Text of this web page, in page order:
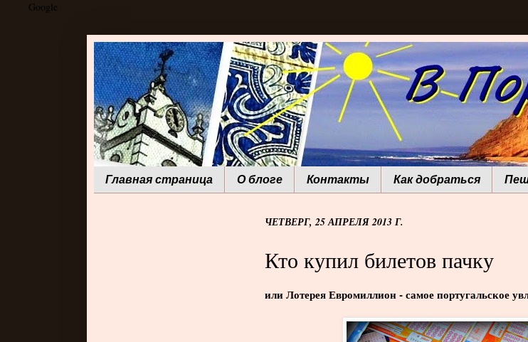
Google
Главная страница О блоге Контакты Как добраться
ЧЕТВЕРГ, 25 АПРЕЛЯ 2013 Г.
Кто купил билетов пачку
или Лотерея Евромиллион - самое португальское